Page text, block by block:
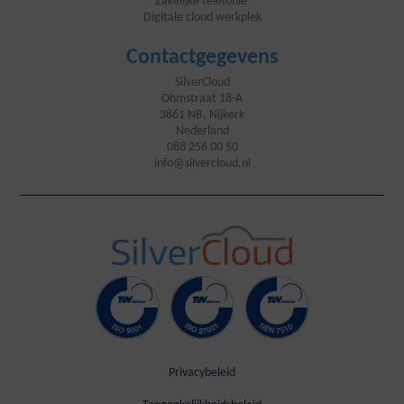
Digitale cloud werkplek
Contactgegevens
SilverCloud
Ohmstraat 18-A
3861 NB, Nijkerk
Nederland
088 256 00 50
info@silvercloud.nl
Privacybeleid